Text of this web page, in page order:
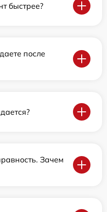
быстрее?
после
Зачем